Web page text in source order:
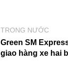
TRONG NƯỚC
Green SM
giao hàng xe hai